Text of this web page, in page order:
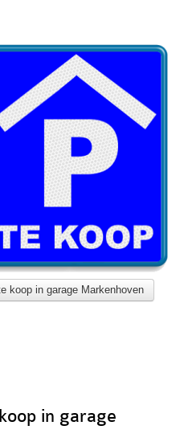
koop in garage Markenhoven
in garage